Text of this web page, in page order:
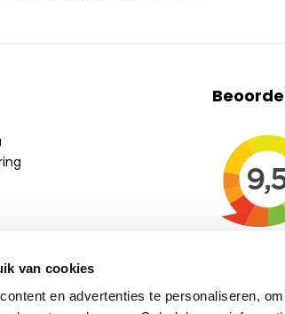
van cookies
en advertenties te personaliseren,